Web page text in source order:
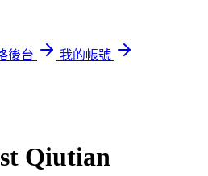
後台
我的帳號
Qiutian